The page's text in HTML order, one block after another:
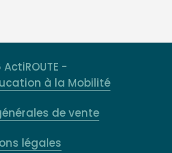
-
à la Mobilité
de vente
légales